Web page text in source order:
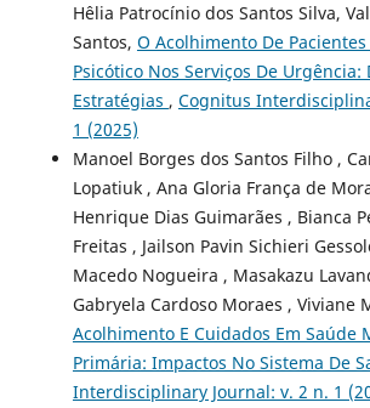
Hêlia Patrocínio dos Santos Silva,
Santos, O Acolhimento De
Psicótico Nos Serviços De Urgência:
Estratégias , Cognitus
1 (2025)
Manoel Borges dos Santos Filho ,
Lopatiuk , Ana Gloria França de
Henrique Dias Guimarães , Bianca
Freitas , Jailson Pavin Sichieri
Macedo Nogueira , Masakazu
Gabryela Cardoso Moraes , Viviane
Acolhimento E Cuidados Em Saúde
Primária: Impactos No Sistema De
Interdisciplinary Journal: v. 2 n. 1